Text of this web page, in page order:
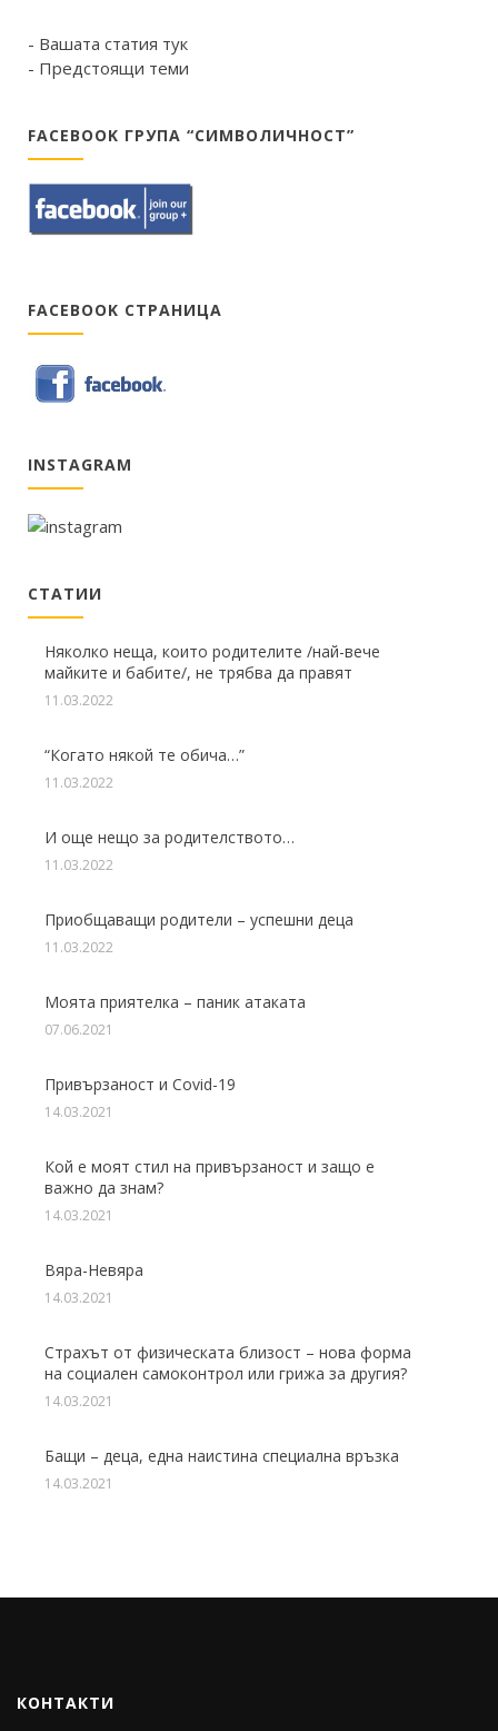
- Вашата статия тук
- Предстоящи теми
FACEBOOK ГРУПА “СИМВОЛИЧНОСТ”
FACEBOOK СТРАНИЦА
INSTAGRAM
СТАТИИ
Няколко неща, които родителите /най-вече
майките и бабите/, не трябва да правят
11.03.2022
“Когато някой те обича…”
11.03.2022
И още нещо за родителството…
11.03.2022
Приобщаващи родители – успешни деца
11.03.2022
Моята приятелка – паник атаката
07.06.2021
Привързаност и Covid-19
14.03.2021
Кой е моят стил на привързаност и защо е
важно да знам?
14.03.2021
Вяра-Невяра
14.03.2021
Страхът от физическата близост – нова форма
на социален самоконтрол или грижа за другия?
14.03.2021
Бащи – деца, една наистина специална връзка
14.03.2021
КОНТАКТИ